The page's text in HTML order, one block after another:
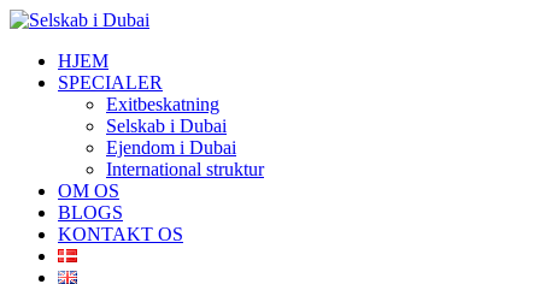
Videre
indholdHJEM
SPECIALER
Exitbeskatning
Selskab i Dubai
Ejendom i Dubai
International struktur
OM OS
BLOGS
KONTAKT OS